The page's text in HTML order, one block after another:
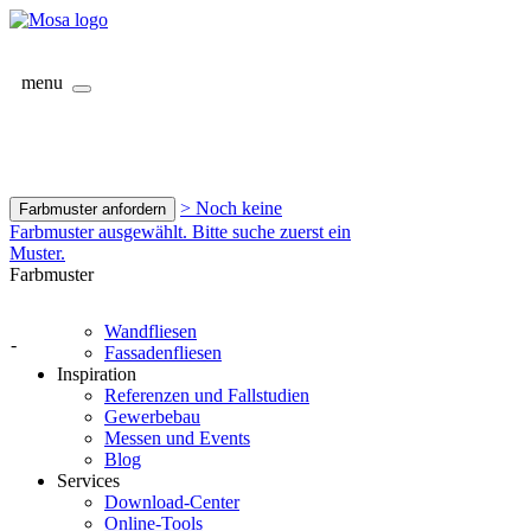
menu
Farbmuster anfordern
> Noch keine
Farbmuster ausgewählt. Bitte suche zuerst ein
Muster.
Farbmuster
-
Wandfliesen
Fassadenfliesen
Inspiration
Referenzen und Fallstudien
Gewerbebau
Messen und Events
Blog
Services
Download-Center
Online-Tools